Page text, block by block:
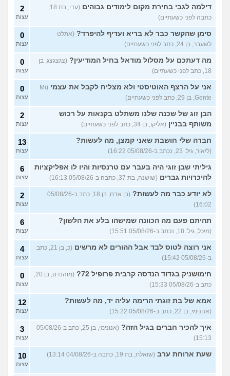
9
עצות
יוצאת איתו היום לדייט ראשון
(אנונימית, בת 18)
3
עצות
עוד שאלות חדשות במדור
דילמה לגבי בחירת מקום לימודים גבוהים
כתבה לפני כשעתיים)
2
עצות
סימן שהקשר כבר לא בריא ועדיף להיפרד? (אתלט
לשעבר, בן 24, כתב לפני כשעתיים)
0
עצות
מה דעתכם על מסלול מודאל בחיל המודיעין? (צגצגצג, בן
18, כתב לפני כשעתיים)
0
עצות
אני על הרצף האוטיסטי ולא מצליח לקבל את עצמי
(Mi
Gente, בן 29, כתב לפני כשעתיים)
0
עצות
הבן זוג של שכנה שלנו משתלט בקנאות על רכוש
משותף בבניין (אליקו, בן 34, כתב לפני כשעתיים)
2
עצות
חברה שלי חושבת שאני קמצן, מה לעשות?
(ליאור, גיל: 23, נכתב ב-05/08/26 16:22)
13
עצות
גיליתי שבן זוגי היה בעבר עם טרנסיות והיו לו אפליקציות
להיכרויות גברים (שושנה, בת 37, כתבה ב-05/08/26 16:13)
6
עצות
לא יודע כבר מה לעשות?
(בן אדם, בן 18, כתב ב-05/08/26
16:02)
2
עצות
תהיתם פעם מה הכוונה שמישהו בלע את הלשון?
(מיכל, גיל: 18, נכתב ב-05/08/26 15:51)
6
עצות
אני רוצה לטוס לבד אבל ההורים לא מרשים
(כ, בן 21, כתב
ב-05/08/26 15:42)
4
עצות
חימושניק בגדוד הנדסה קרבית פרופיל 72?
כתב ב-05/08/26 15:33)
0
עצות
אמא של בת זוגתי הרימה עליה יד, מה לעשות?
(אנונימי, בן 22, כתב ב-05/08/26 15:22)
12
עצות
איך להכיר חברים בגיל הזה?
(אנונימי, בן 25, כתב ב-05/08/26
15:13)
3
עצות
שעת ארוחת ערב (שואלת, בת 19, כתבה ב-04/08/26 13:14) 10
עצות